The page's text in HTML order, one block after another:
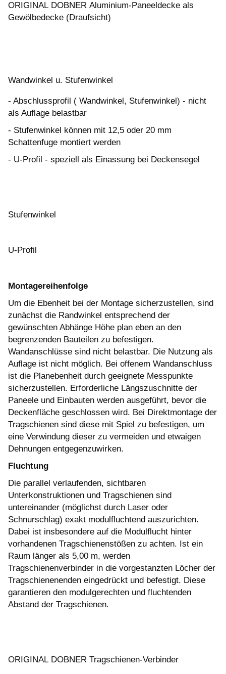
ORIGINAL DOBNER Aluminium-Paneeldecke als
Gewölbedecke (Draufsicht)
Wandwinkel u. Stufenwinkel
- Abschlussprofil ( Wandwinkel, Stufenwinkel) - nicht
als Auflage belastbar
- Stufenwinkel können mit 12,5 oder 20 mm
Schattenfuge montiert werden
- U-Profil - speziell als Einassung bei Deckensegel
Stufenwinkel
U-Profil
Montagereihenfolge
Um die Ebenheit bei der Montage sicherzustellen, sind
zunächst die Randwinkel entsprechend der
gewünschten Abhänge Höhe plan eben an den
begrenzenden Bauteilen zu befestigen.
Wandanschlüsse sind nicht belastbar. Die Nutzung als
Auflage ist nicht möglich. Bei offenem Wandanschluss
ist die Planebenheit durch geeignete Messpunkte
sicherzustellen. Erforderliche Längszuschnitte der
Paneele und Einbauten werden ausgeführt, bevor die
Deckenfläche geschlossen wird. Bei Direktmontage der
Tragschienen sind diese mit Spiel zu befestigen, um
eine Verwindung dieser zu vermeiden und etwaigen
Dehnungen entgegenzuwirken.
Fluchtung
Die parallel verlaufenden, sichtbaren
Unterkonstruktionen und Tragschienen sind
untereinander (möglichst durch Laser oder
Schnurschlag) exakt modulfluchtend auszurichten.
Dabei ist insbesondere auf die Modulflucht hinter
vorhandenen Tragschienenstößen zu achten. Ist ein
Raum länger als 5,00 m, werden
Tragschienenverbinder in die vorgestanzten Löcher der
Tragschienenenden eingedrückt und befestigt. Diese
garantieren den modulgerechten und fluchtenden
Abstand der Tragschienen.
ORIGINAL DOBNER Tragschienen-Verbinder